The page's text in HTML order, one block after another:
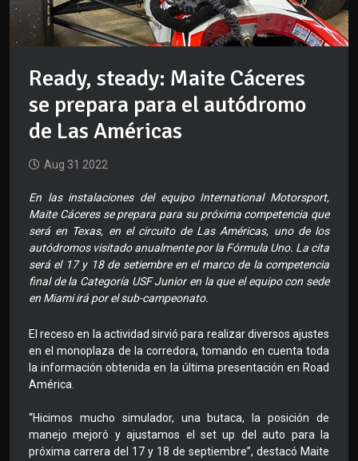
Ready, steady: Maite Cáceres
se prepara para el autódromo
de Las Américas
Aug 31 2022
En las instalaciones del equipo International Motorsport,
Maite Cáceres se prepara para su próxima competencia que
será en Texas, en el circuito de Las Américas, uno de los
autódromos visitado anualmente por la Fórmula Uno. La cita
será el 17 y 18 de setiembre en el marco de la competencia
final de la Categoría USF Junior en la que el equipo con sede
en Miami irá por el sub-campeonato.
El receso en la actividad sirvió para realizar diversos ajustes
en el monoplaza de la corredora, tomando en cuenta toda
la información obtenida en la última presentación en Road
América.
“Hicimos mucho simulador, una butaca, la posición de
manejo mejoró y ajustamos el set up del auto para la
próxima carrera del 17 y 18 de septiembre”, destacó Maite